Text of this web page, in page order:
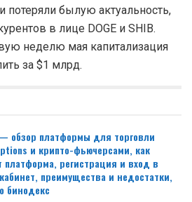
потеряли былую актуальность,
в лице DOGE и SHIB.
неделю мая капитализация
за $1 млрд.
обзор платформы для торговли
и крипто-фьючерсами, как
платформа, регистрация и вход в
преимущества и недостатки,
бинодекс